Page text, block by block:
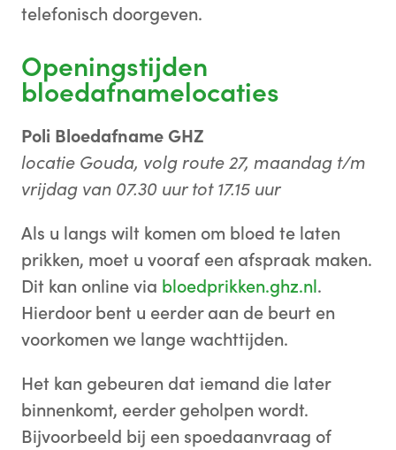
telefonisch doorgeven.
Openingstijden
bloedafnamelocaties
Poli Bloedafname GHZ
locatie Gouda, volg route 27, maandag t/m
vrijdag van 07.30 uur tot 17.15 uur
Als u langs wilt komen om bloed te laten
prikken, moet u vooraf een afspraak maken.
Dit kan online via bloedprikken.ghz.nl.
Hierdoor bent u eerder aan de beurt en
voorkomen we lange wachttijden.
Het kan gebeuren dat iemand die later
binnenkomt, eerder geholpen wordt.
Bijvoorbeeld bij een spoedaanvraag of